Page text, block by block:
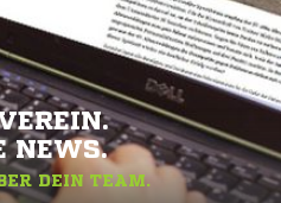
NEWS.
DEIN TEAM.